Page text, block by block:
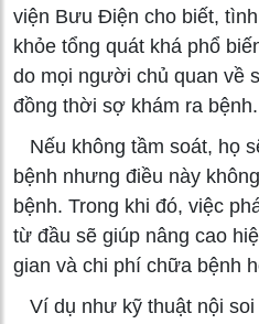
viện Bưu Điện cho biết,
khỏe tổng quát khá phổ
do mọi người chủ quan về
đồng thời sợ khám ra bệnh.
Nếu không tầm soát, họ
bệnh nhưng điều này
bệnh. Trong khi đó, việc
từ đầu sẽ giúp nâng cao
gian và chi phí chữa bệnh
Ví dụ như kỹ thuật nội